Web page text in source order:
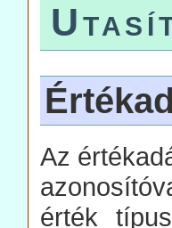
Az
érték